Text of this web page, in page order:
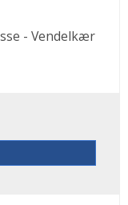
- Vendelkær